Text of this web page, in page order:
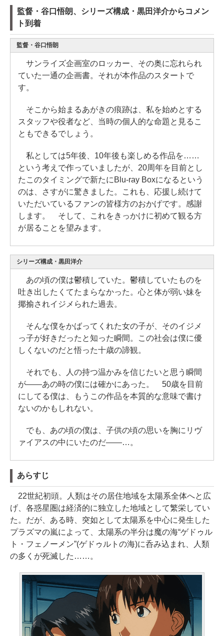
監督・谷口悟朗、シリーズ構成・黒田洋介からコメン
ト到着
監督・谷口悟朗
サンライズ企画室のロッカー、その奥に忘れられ
ていた一通の企画書。それが本作品のスタートで
す。
そこから始まるあがきの痕跡は、私を始めとする
スタッフや役者など、当時の個人的な命題と見るこ
ともできるでしょう。
私としては5年後、10年後も楽しめる作品を……
という考えで作っていましたが、20周年を目前とし
たこのタイミングで新たにBlu-ray Boxになるという
のは、さすがに驚きました。これも、応援し続けて
いただいているファンの皆様方のおかげです。感謝
します。 そして、これをきっかけに初めて観る方
が居ることを望みます。
シリーズ構成・黒田洋介
あの頃の僕は鬱積していた。鬱積していたものを
吐き出したくてたまらなかった。心と体が弱い妹を
揶揄されイジメられた過去。
そんな僕をかばってくれた女の子が、そのイジメ
っ子が好きだったと知った瞬間。この社会は僕に優
しくないのだと悟った十歳の諦観。
それでも、人の持つ温かみを信じたいと思う瞬間
が――あの時の僕には確かにあった。 50歳を目前
にしてる僕は、もうこの作品を本質的な意味で書け
ないのかもしれない。
でも、あの頃の僕は、子供の頃の思いを胸にリヴ
ァイアスの中にいたのだ――…。
あらすじ
22世紀初頭。人類はその居住地域を太陽系全体へと広
げ、各惑星圏は経済的に独立した地域として繁栄してい
た。だが、ある時、突如として太陽系を中心に発生した
プラズマの嵐によって、太陽系の半分は魔の海“ゲドゥル
ト・フェノーメン”(ゲドゥルトの海)に呑み込まれ、人類
の多くが死滅した……。